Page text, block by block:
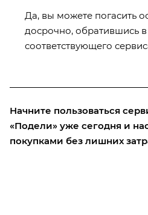
Да, вы можете погасить
досрочно, обратившись
соответствующего
Начните пользоваться
«Подели» уже сегодня и
покупками без лишних